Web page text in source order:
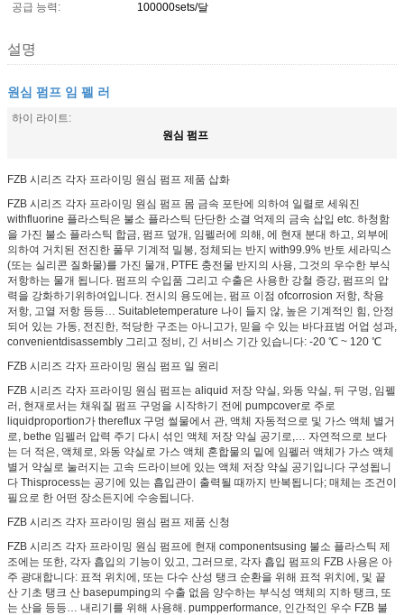
공급 능력:
100000sets/달
설명
원심 펌프 임 펠 러
하이 라이트:
원심 펌프
FZB 시리즈 각자 프라이밍 원심 펌프 제품 삽화
FZB 시리즈 각자 프라이밍 원심 펌프 몸 금속 포탄에 의하여 일렬로 세워진
withfluorine 플라스틱은 불소 플라스틱 단단한 소결 억제의 금속 삽입 etc. 하청함
을 가진 불소 플라스틱 합금, 펌프 덮개, 임펠러에 의해, 에 현재 분대 하고, 외부에
의하여 거치된 전진한 풀무 기계적 밀봉, 정체되는 반지 with99.9% 반토 세라믹스
(또는 실리콘 질화물)를 가진 물개, PTFE 충전물 반지의 사용, 그것의 우수한 부식
저항하는 물개 됩니다. 펌프의 수입품 그리고 수출은 사용한 강철 증강, 펌프의 압
력을 강화하기위하여입니다. 전시의 용도에는, 펌프 이점 ofcorrosion 저항, 착용
저항, 고열 저항 등등… Suitabletemperature 나이 들지 않, 높은 기계적인 힘, 안정
되어 있는 가동, 전진한, 적당한 구조는 아니고가, 믿을 수 있는 바다표범 어업 성과,
convenientdisassembly 그리고 정비, 긴 서비스 기간 있습니다: -20 ℃ ~ 120 ℃
FZB 시리즈 각자 프라이밍 원심 펌프 일 원리
FZB 시리즈 각자 프라이밍 원심 펌프는 aliquid 저장 약실, 와동 약실, 뒤 구멍, 임펠
러, 현재로서는 채워질 펌프 구멍을 시작하기 전에 pumpcover로 주로
liquidproportion가 thereflux 구멍 썰물에서 관, 액체 자동적으로 및 가스 액체 별거
로, bethe 임펠러 압력 주기 다시 섞인 액체 저장 약실 공기로,… 자연적으로 보다
는 더 적은, 액체로, 와동 약실로 가스 액체 혼합물의 밑에 임펠러 액체가 가스 액체
별거 약실로 눌러지는 고속 드라이브에 있는 액체 저장 약실 공기입니다 구성됩니
다 Thisprocess는 공기에 있는 흡입관이 출력될 때까지 반복됩니다; 매체는 조건이
필요로 한 어떤 장소든지에 수송됩니다.
FZB 시리즈 각자 프라이밍 원심 펌프 제품 신청
FZB 시리즈 각자 프라이밍 원심 펌프에 현재 componentsusing 불소 플라스틱 제
조에는 또한, 각자 흡입의 기능이 있고, 그러므로, 각자 흡입 펌프의 FZB 사용은 아
주 광대합니다: 표적 위치에, 또는 다수 산성 탱크 순환을 위해 표적 위치에, 및 끝
산 기초 탱크 산 basepumping의 수출 없음 양수하는 부식성 액체의 지하 탱크, 또
는 산을 등등… 내리기를 위해 사용해. pumpperformance, 인간적인 우수 FZB 불